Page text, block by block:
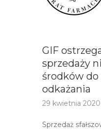
GIF
sprzedaży
środków
odkażania
29 kwietnia 2020
Sprzedaż